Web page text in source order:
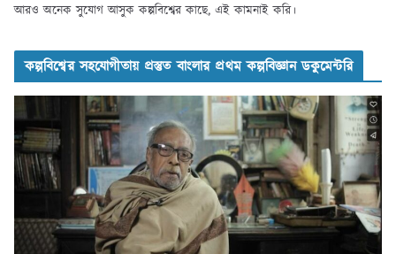
আরও অনেক সুযোগ আসুক কল্পবিশ্বের কাছে, এই কামনাই করি।
কল্পবিশ্বের সহযোগীতায় প্রস্তুত বাংলার প্রথম কল্পবিজ্ঞান ডকুমেন্টরি